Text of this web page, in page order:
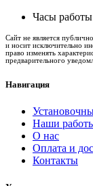
Часы
Сайт не является
и носит исключительно
право изменять
предварительного
Навигация
Наши
О нас
Оплата и
Контакты